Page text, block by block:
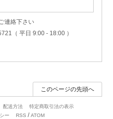
連絡下さい
（ 平日 9:00 - 18:00 ）
このページの先頭へ
配送方法
特定商取引法の表示
ー
RSS /ATOM